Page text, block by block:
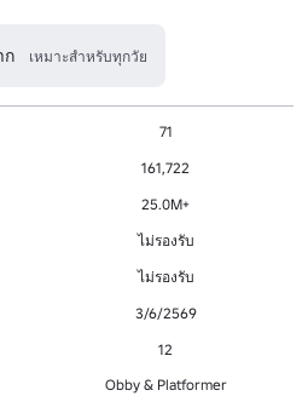
ก เหมาะสำหรับทุกวัย
71
161,722
25.0M+
ไม่รองรับ
ไม่รองรับ
3/6/2569
12
Obby & Platformer